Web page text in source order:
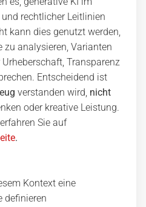
rechtlicher Leitlinien
kann dies genutzt werden,
zu analysieren, Varianten
Transparenz
Entscheidend ist
verstanden wird, nicht
oder kreative Leistung.
erfahren Sie auf
.
Kontext eine
definieren